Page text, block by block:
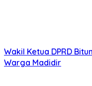
Wakil Ketua DPRD
Warga Madidir